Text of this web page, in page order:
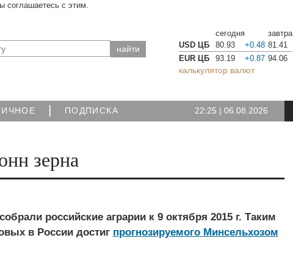
соглашаетесь с этим.
сегодня
завтра
USD ЦБ
80.93 +0.48 81.41
EUR ЦБ
93.19 +0.87 94.06
калькулятор валют
| ПОДПИСКА 22:25 | 06.08.2026
зерна
российские аграрии к 9 октября 2015 г. Таким
в России достиг прогнозируемого Минсельхозом